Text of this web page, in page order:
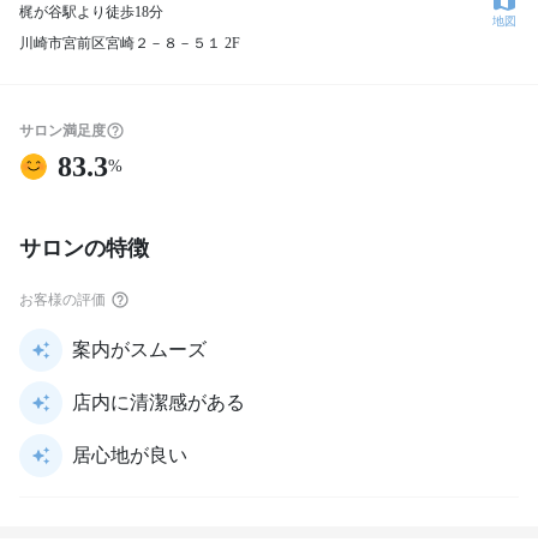
梶が谷駅より徒歩18分
川崎市宮前区宮崎２－８－５１ 2F
地図
サロン満足度
83.3%
サロンの特徴
お客様の評価
案内がスムーズ
店内に清潔感がある
居心地が良い